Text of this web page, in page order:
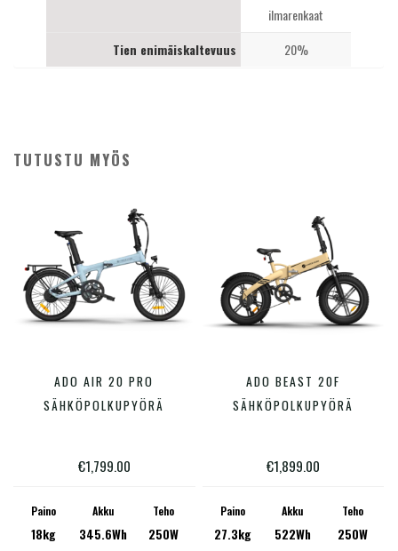
ilmarenkaat
Tien enimäiskaltevuus
20%
TUTUSTU MYÖS
VALITSE VAIHTOEHDOISTA
Voit
tehdä
ADO AIR 20 PRO
SÄHKÖPOLKUPYÖRÄ
€1,799.00
Paino
18kg
Akku
345.6Wh
Teho
250W
VALITSE VAIHTOEHDOISTA
Voit
tehdä
ADO BEAST 20F
SÄHKÖPOLKUPYÖRÄ
€1,899.00
Paino
27.3kg
Akku
522Wh
Teho
250W